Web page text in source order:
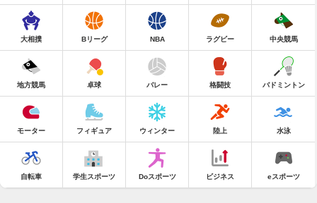
大相撲 Bリーグ NBA ラグビー 中央競馬
地方競馬 卓球 バレー 格闘技 バドミントン
モーター フィギュア ウィンター 陸上 水泳
自転車 学生スポーツ Doスポーツ ビジネス eスポーツ